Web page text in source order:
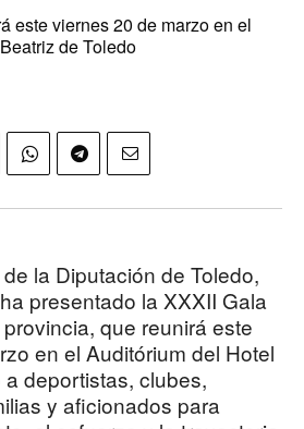
este viernes 20 de marzo en el
de Toledo
la Diputación de Toledo,
presentado la XXXII Gala
que reunirá este
en el Auditórium del Hotel
deportistas, clubes,
y aficionados para